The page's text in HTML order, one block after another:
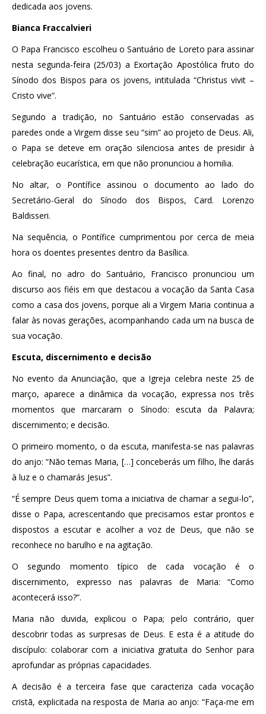
dedicada aos jovens.
Bianca Fraccalvieri
O Papa Francisco escolheu o Santuário de Loreto para assinar
nesta segunda-feira (25/03) a Exortação Apostólica fruto do
Sínodo dos Bispos para os jovens, intitulada “Christus vivit –
Cristo vive”.
Segundo a tradição, no Santuário estão conservadas as
paredes onde a Virgem disse seu “sim” ao projeto de Deus. Ali,
o Papa se deteve em oração silenciosa antes de presidir à
celebração eucarística, em que não pronunciou a homilia.
No altar, o Pontífice assinou o documento ao lado do
Secretário-Geral do Sínodo dos Bispos, Card. Lorenzo
Baldisseri.
Na sequência, o Pontífice cumprimentou por cerca de meia
hora os doentes presentes dentro da Basílica.
Ao final, no adro do Santuário, Francisco pronunciou um
discurso aos fiéis em que destacou a vocação da Santa Casa
como a casa dos jovens, porque ali a Virgem Maria continua a
falar às novas gerações, acompanhando cada um na busca de
sua vocação.
Escuta, discernimento e decisão
No evento da Anunciação, que a Igreja celebra neste 25 de
março, aparece a dinâmica da vocação, expressa nos três
momentos que marcaram o Sínodo: escuta da Palavra;
discernimento; e decisão.
O primeiro momento, o da escuta, manifesta-se nas palavras
do anjo: “Não temas Maria, […] conceberás um filho, lhe darás
à luz e o chamarás Jesus”.
“É sempre Deus quem toma a iniciativa de chamar a segui-lo”,
disse o Papa, acrescentando que precisamos estar prontos e
dispostos a escutar e acolher a voz de Deus, que não se
reconhece no barulho e na agitação.
O segundo momento típico de cada vocação é o
discernimento, expresso nas palavras de Maria: “Como
acontecerá isso?”.
Maria não duvida, explicou o Papa; pelo contrário, quer
descobrir todas as surpresas de Deus. E esta é a atitude do
discípulo: colaborar com a iniciativa gratuita do Senhor para
aprofundar as próprias capacidades.
A decisão é a terceira fase que caracteriza cada vocação
cristã, explicitada na resposta de Maria ao anjo: “Faça-me em